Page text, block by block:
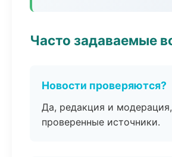
Часто задаваемые
Новости проверяются?
Да, редакция и
проверенные источники.